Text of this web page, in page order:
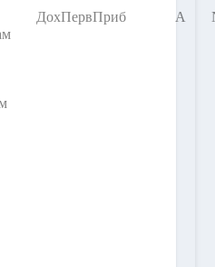
ДохПервПриб А